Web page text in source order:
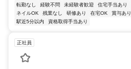
転勤なし
経験不問 未経験者歓迎 住宅手当あり
ネイルOK
残業なし 研修あり 在宅OK 賞与あり
駅近5分以内
資格取得手当あり
正社員